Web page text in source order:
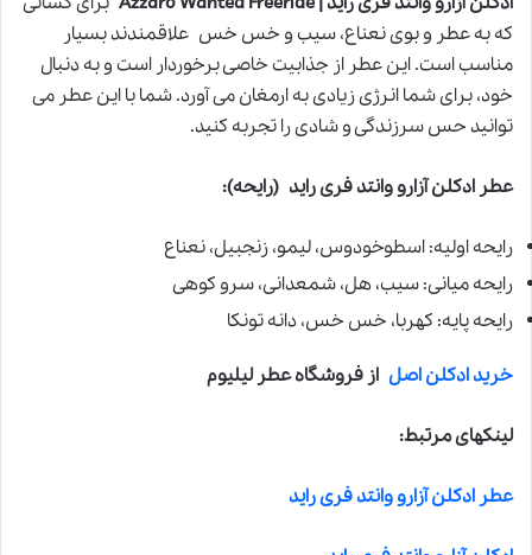
که به عطر و بوی نعناع، سیب و خس خس علاقمندند بسیار
مناسب است. این عطر از جذابیت خاصی برخوردار است و به دنبال
خود، برای شما انرژی زیادی به ارمغان می آورد. شما با این عطر می
توانید حس سرزندگی و شادی را تجربه کنید.
عطر ادکلن آزارو وانتد فری راید (رایحه):
رایحه اولیه: اسطوخودوس، لیمو، زنجبیل، نعناع
رایحه میانی: سیب، هل، شمعدانی، سرو کوهی
رایحه پایه: کهربا، خس خس، دانه تونکا
خرید ادکلن اصل از فروشگاه عطر لیلیوم
لینکهای مرتبط:
عطر ادکلن آزارو وانتد فری راید